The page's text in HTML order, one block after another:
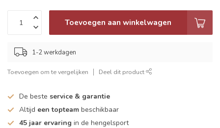
Toevoegen aan winkelwagen
1-2 werkdagen
Toevoegen om te vergelijken Deel dit product
De beste service & garantie
Altijd een topteam beschikbaar
45 jaar ervaring in de hengelsport